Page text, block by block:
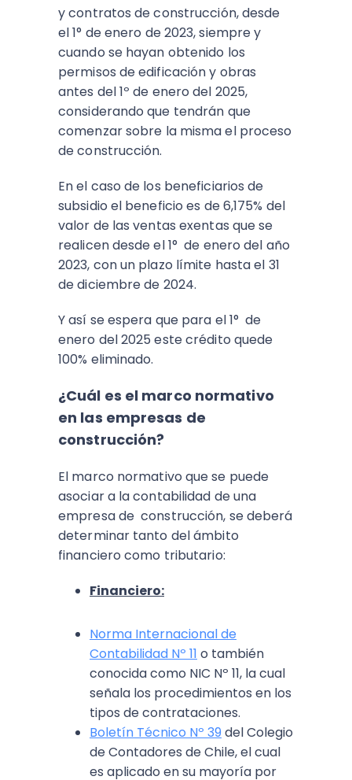
y contratos de construcción, desde
el 1° de enero de 2023, siempre y
cuando se hayan obtenido los
permisos de edificación y obras
antes del 1º de enero del 2025,
considerando que tendrán que
comenzar sobre la misma el proceso
de construcción.
En el caso de los beneficiarios de
subsidio el beneficio es de 6,175% del
valor de las ventas exentas que se
realicen desde el 1° de enero del año
2023, con un plazo límite hasta el 31
de diciembre de 2024.
Y así se espera que para el 1° de
enero del 2025 este crédito quede
100% eliminado.
¿Cuál es el marco normativo
en las empresas de
construcción?
El marco normativo que se puede
asociar a la contabilidad de una
empresa de construcción, se deberá
determinar tanto del ámbito
financiero como tributario:
Financiero:
Norma Internacional de
Contabilidad Nº 11 o también
conocida como NIC Nº 11, la cual
señala los procedimientos en los
tipos de contrataciones.
Boletín Técnico Nº 39 del Colegio
de Contadores de Chile, el cual
es aplicado en su mayoría por